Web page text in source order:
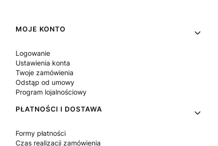
Linki w stopce
MOJE KONTO
Logowanie
Ustawienia konta
Twoje zamówienia
Odstąp od umowy
Program lojalnościowy
PŁATNOŚCI I DOSTAWA
Formy płatności
Czas realizacji zamówienia